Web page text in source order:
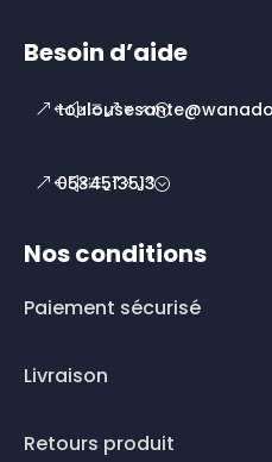
Besoin d’aide
0534513513
Nos conditions
Paiement sécurisé
Livraison
Retours produit